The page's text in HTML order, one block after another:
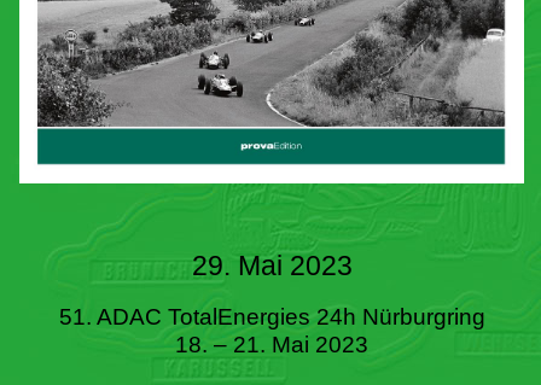
29. Mai 2023
51. ADAC TotalEnergies 24h Nürburgring
18. – 21. Mai 2023